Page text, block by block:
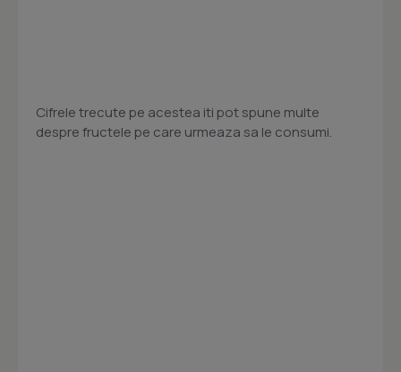
Cifrele trecute pe acestea iti pot spune multe
despre fructele pe care urmeaza sa le consumi.